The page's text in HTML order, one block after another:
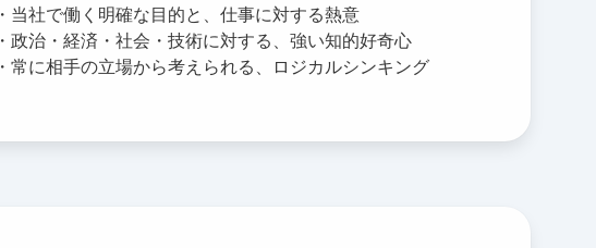
・当社で働く明確な目的と、仕事に対する熱意
・政治・経済・社会・技術に対する、強い知的好奇心
・常に相手の立場から考えられる、ロジカルシンキング